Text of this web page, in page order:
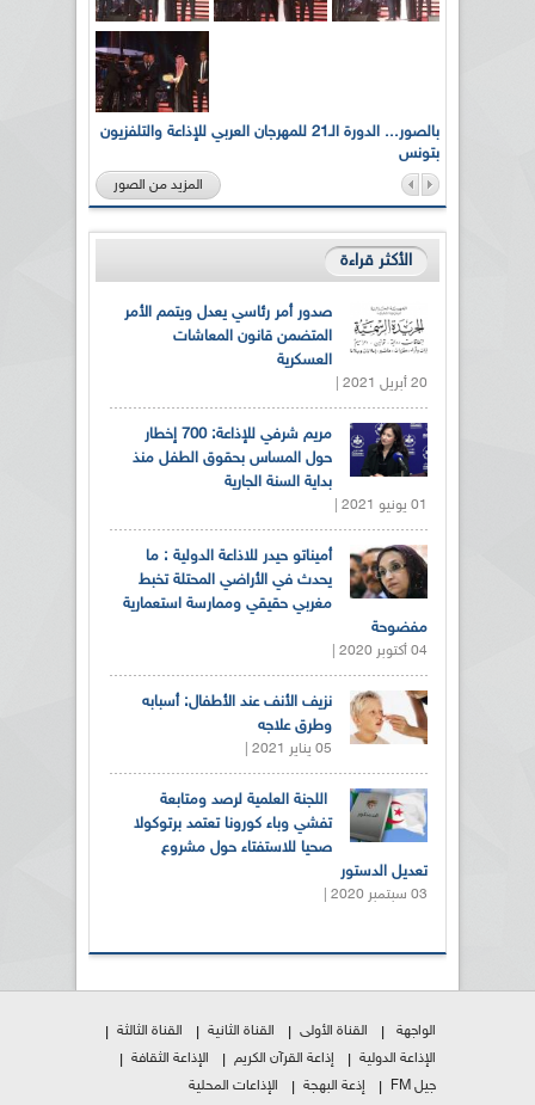
بالصور... الدورة الـ21 للمهرجان العربي للإذاعة والتلفزيون
بتونس
المزيد من الصور
الأكثر قراءة
صدور أمر رئاسي يعدل ويتمم الأمر
المتضمن قانون المعاشات
العسكرية
20 أبريل 2021 |
مريم شرفي للإذاعة: 700 إخطار
حول المساس بحقوق الطفل منذ
بداية السنة الجارية
01 يونيو 2021 |
أميناتو حيدر للاذاعة الدولية : ما
يحدث في الأراضي المحتلة تخبط
مغربي حقيقي وممارسة استعمارية
مفضوحة
04 أكتوبر 2020 |
نزيف الأنف عند الأطفال: أسبابه
وطرق علاجه
05 يناير 2021 |
اللجنة العلمية لرصد ومتابعة
تفشي وباء كورونا تعتمد برتوكولا
صحيا للاستفتاء حول مشروع
تعديل الدستور
03 سبتمبر 2020 |
الواجهة القناة الأولى القناة الثانية
القناة الثالثة
الإذاعة الدولية
إذاعة القرآن الكريم
الإذاعة الثقافة
جيل FM
إذعة البهجة
الإذاعات المحلية